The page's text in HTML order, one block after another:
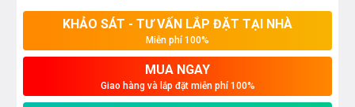
KHẢO SÁT - TƯ VẤN LẮP ĐẶT TẠI NHÀ
Miễn phí 100%
MUA NGAY
Giao hàng và lắp đặt miễn phí 100%